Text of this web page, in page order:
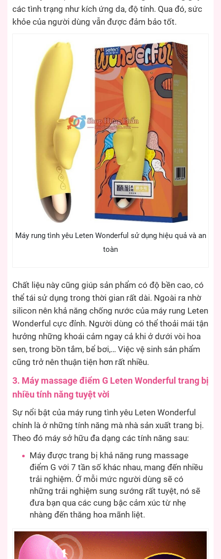
các tình trạng như kích ứng da, độ tính. Qua đó, sức
khỏe của người dùng vẫn được đảm bảo tốt.
Máy rung tình yêu Leten Wonderful sử dụng hiệu quả và an
toàn
Chất liệu này cũng giúp sản phẩm có độ bền cao, có
thể tái sử dụng trong thời gian rất dài. Ngoài ra nhờ
silicon nên khả năng chống nước của máy rung Leten
Wonderful cực đỉnh. Người dùng có thể thoải mái tận
hưởng những khoái cảm ngay cả khi ở dưới vòi hoa
sen, trong bồn tắm, bể bơi,… Việc vệ sinh sản phẩm
cũng trở nên thuận tiện hơn rất nhiều.
3. Máy massage điểm G Leten Wonderful trang bị
nhiều tính năng tuyệt vời
Sự nổi bật của máy rung tình yêu Leten Wonderful
chính là ở những tính năng mà nhà sản xuất trang bị.
Theo đó máy sở hữu đa dạng các tính năng sau:
Máy được trang bị khả năng rung massage
điểm G với 7 tần số khác nhau, mang đến nhiều
trải nghiệm. Ở mỗi mức người dùng sẽ có
những trải nghiệm sung sướng rất tuyệt, nó sẽ
đưa bạn qua các cung bậc cảm xúc từ nhẹ
nhàng đến thăng hoa mãnh liệt.